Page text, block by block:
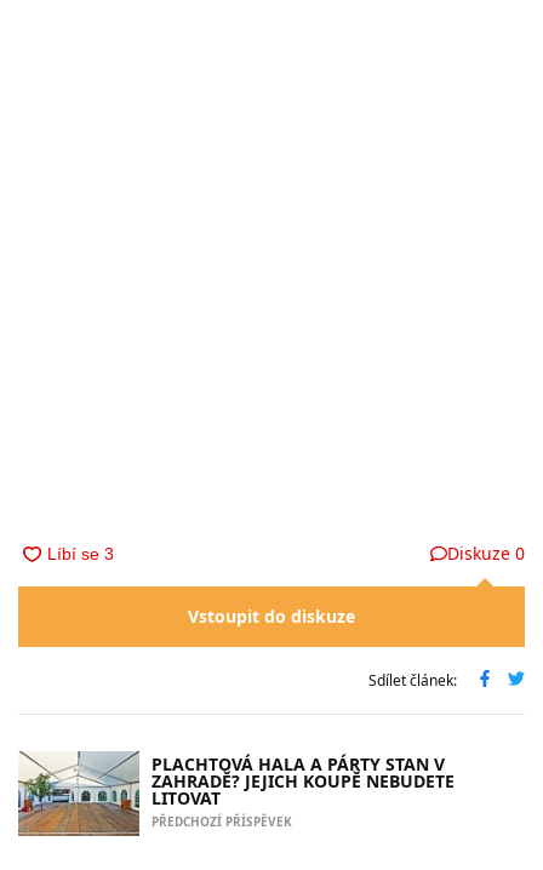
Diskuze 0
Vstoupit do diskuze
Sdílet článek:
PLACHTOVÁ HALA A PÁRTY STAN V
ZAHRADĚ? JEJICH KOUPĚ NEBUDETE
LITOVAT
PŘEDCHOZÍ PŘÍSPĚVEK